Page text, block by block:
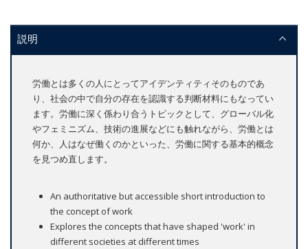
説明
労働とは多くの人にとってアイデンティティそのものであ
り、社会の中で自分の存在を認識する判断材料にもなってい
ます。労働に深く係わり合うトピックとして、グローバル化
やフェミニズム、技術の進展などにも触れながら、労働とは
何か、人はなぜ働くのかといった、労働に関する基本的概念
を見つめ直します。
An authoritative but accessible short introduction to
the concept of work
Explores the concepts that have shaped 'work' in
different societies at different times